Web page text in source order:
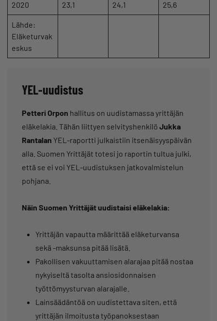
2020 23,1 24,1 25,6
Lähde:
Eläketurvak
eskus
YEL-uudistus
Petteri Orpon hallitus on uudistamassa yrittäjän
eläkelakia. Tähän liittyen selvityshenkilö Jukka
Rantalan YEL-raportti julkaistiin itsenäisyyspäivän
alla. Suomen Yrittäjät totesi jo raportin tultua julki,
että se ei voi YEL-uudistuksen jatkovalmistelun
pohjana.
Näin Suomen Yrittäjät uudistaisi eläkelakia:
Yrittäjän vapautta määrittää eläketurvansa
sekä -maksunsa pitää lisätä.
Pakollisen vakuuttamisen alarajaa pitää nostaa
nykyiseltä tasolta ansiosidonnaisen
työttömyysturvan alarajalle.
Lainsäädäntöä on uudistettava siten, että
yrittäjän ilmoitusta työpanoksestaan